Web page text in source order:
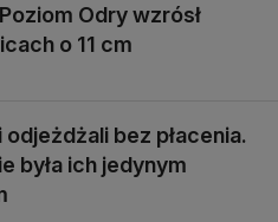
Odry wzrósł
o 11 cm
odjeżdżali bez płacenia.
była ich jedynym